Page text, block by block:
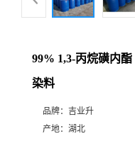
99% 1,3-丙烷磺内酯
染料
品牌： 吉业升
产地： 湖北